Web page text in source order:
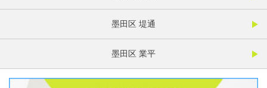
墨田区 堤通
墨田区 業平